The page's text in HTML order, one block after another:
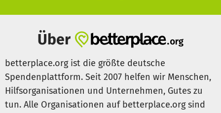
Verbesserung der Hygienebedingungenund der
Eindämmung von Krankheitenwie Cholera, Typhus und
Durchfallerkrankungen
Aufwertung der Infrastrukturdes Gemeindezentrums
Stärkung der Bildungschancenfür die Kinder
Über
betterplace.org ist die größte deutsche
Spendenplattform. Seit 2007 helfen wir Menschen,
Hilfsorganisationen und Unternehmen, Gutes zu
tun. Alle Organisationen auf betterplace.org sind